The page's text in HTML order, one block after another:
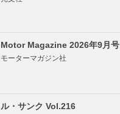
Motor Magazine 2026年9月号
モーターマガジン社
ル・サンク Vol.216